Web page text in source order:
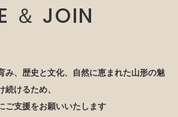
＆ JOIN
み、歴史と文化、自然に恵まれた山形の魅
続けるため、
ご支援をお願いいたします